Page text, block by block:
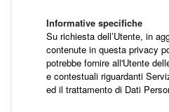
Informative specifiche
Su richiesta dell’Utente, in
contenute in questa privacy
potrebbe fornire all'Utente
e contestuali riguardanti
ed il trattamento di Dati